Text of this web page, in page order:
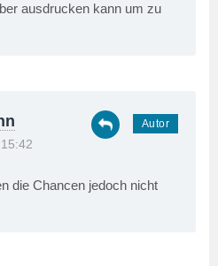
ausdrucken kann um zu
die Chancen jedoch nicht